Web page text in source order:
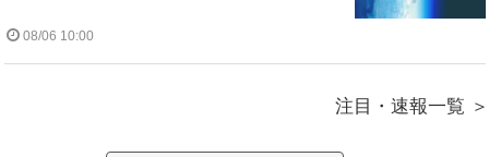
08/06 10:00
注目・速報一覧